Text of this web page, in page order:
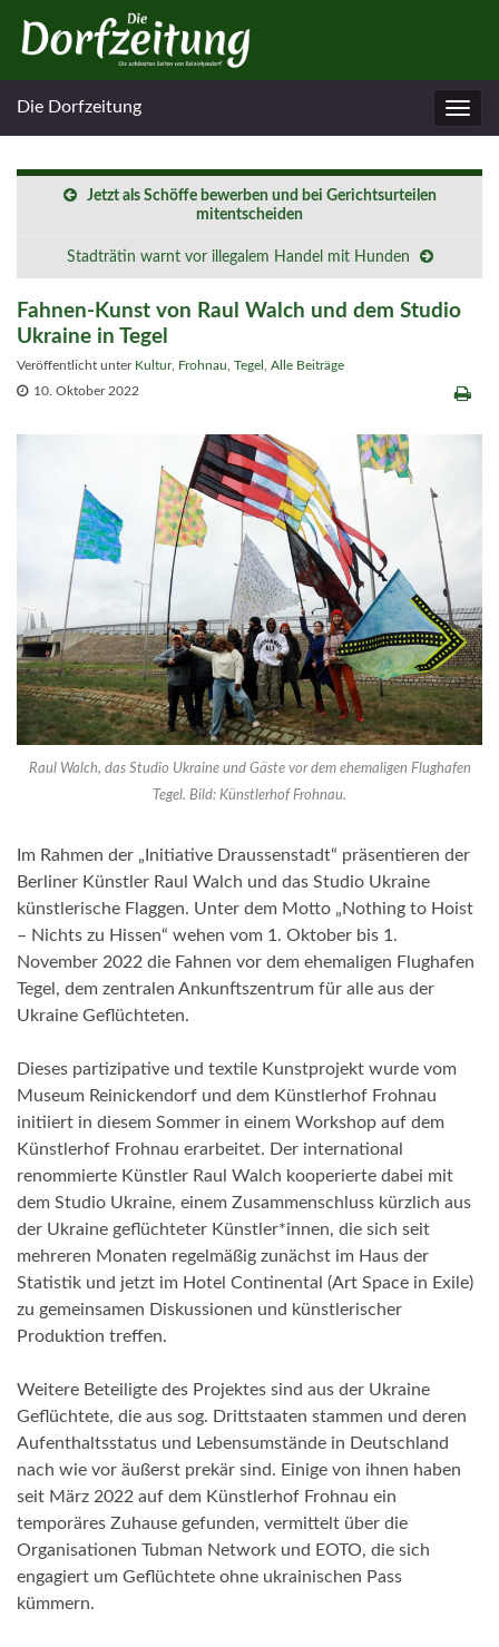
Die Dorfzeitung
Jetzt als Schöffe bewerben und bei Gerichtsurteilen
mitentscheiden
Stadträtin warnt vor illegalem Handel mit Hunden
Fahnen-Kunst von Raul Walch und dem Studio
Ukraine in Tegel
Veröffentlicht unter Kultur, Frohnau Tegel
Alle Beiträge
10. Oktober 2022
Raul Walch, das Studio Ukraine und Gäste vor dem ehemaligen Flughafen
Tegel. Bild: Künstlerhof Frohnau.
Im Rahmen der „Initiative Draussenstadt“ präsentieren der
Berliner Künstler Raul Walch und das Studio Ukraine
künstlerische Flaggen. Unter dem Motto „Nothing to Hoist
– Nichts zu Hissen“ wehen vom 1. Oktober bis 1.
November 2022 die Fahnen vor dem ehemaligen Flughafen
Tegel, dem zentralen Ankunftszentrum für alle aus der
Ukraine Geflüchteten.
Dieses partizipative und textile Kunstprojekt wurde vom
Museum Reinickendorf und dem Künstlerhof Frohnau
initiiert in diesem Sommer in einem Workshop auf dem
Künstlerhof Frohnau erarbeitet. Der international
renommierte Künstler Raul Walch kooperierte dabei mit
dem Studio Ukraine, einem Zusammenschluss kürzlich aus
der Ukraine geflüchteter Künstler*innen, die sich seit
mehreren Monaten regelmäßig zunächst im Haus der
Statistik und jetzt im Hotel Continental (Art Space in Exile)
zu gemeinsamen Diskussionen und künstlerischer
Produktion treffen.
Weitere Beteiligte des Projektes sind aus der Ukraine
Geflüchtete, die aus sog. Drittstaaten stammen und deren
Aufenthaltsstatus und Lebensumstände in Deutschland
nach wie vor äußerst prekär sind. Einige von ihnen haben
seit März 2022 auf dem Künstlerhof Frohnau ein
temporäres Zuhause gefunden, vermittelt über die
Organisationen Tubman Network und EOTO, die sich
engagiert um Geflüchtete ohne ukrainischen Pass
kümmern.